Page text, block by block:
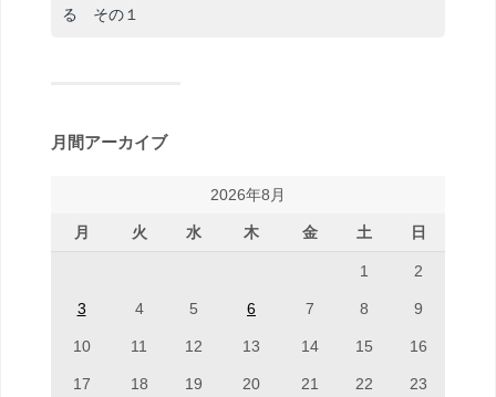
る その１
月間アーカイブ
2026年8月
月 火 水 木 金 土 日
1 2
3 4 5 6 7 8 9
10 11 12 13 14 15 16
17 18 19 20 21 22 23